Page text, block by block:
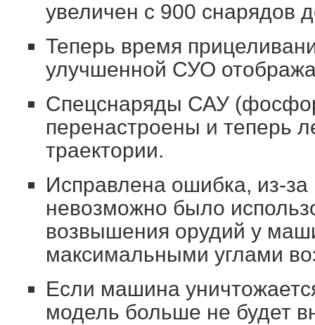
увеличен с 900 снарядов
Теперь время
улучшенной СУО
Спецснаряды САУ
перенастроены и теперь
траектории.
Исправлена ошибка, из-за
невозможно было
возвышения орудий у
максимальными углами
Если машина
модель больше не будет